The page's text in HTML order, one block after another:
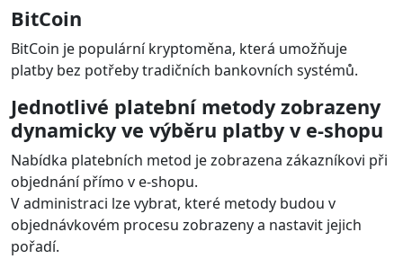
BitCoin
BitCoin je populární kryptoměna, která umožňuje
platby bez potřeby tradičních bankovních systémů.
Jednotlivé platební metody zobrazeny
dynamicky ve výběru platby v e-shopu
Nabídka platebních metod je zobrazena zákazníkovi při
objednání přímo v e-shopu.
V administraci lze vybrat, které metody budou v
objednávkovém procesu zobrazeny a nastavit jejich
pořadí.